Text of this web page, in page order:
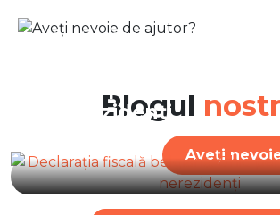
Aveți
Blogul
7. Iulie 2026
nerezidenți